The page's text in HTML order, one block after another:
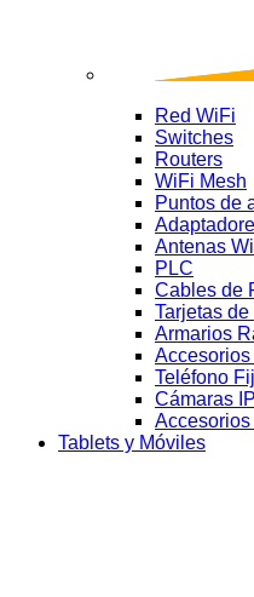
Red WiFi
Switches
Routers
WiFi Mesh
Puntos de
Antenas
PLC
Cables de
Tarjetas de
Armarios
Teléfono
Cámaras IP
Accesorios
Tablets y Móviles